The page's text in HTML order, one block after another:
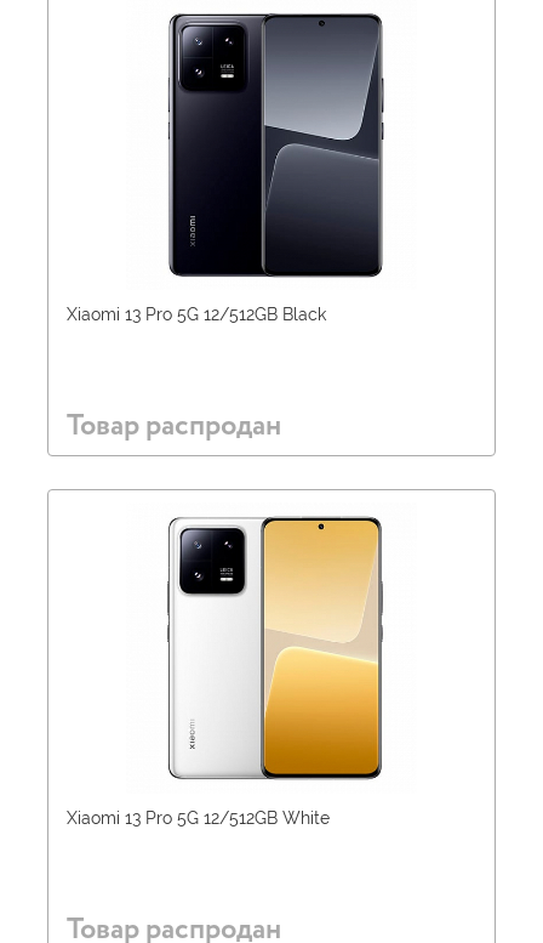
Xiaomi 13 Pro 5G 12/512GB Black
Товар распродан
Xiaomi 13 Pro 5G 12/512GB White
Товар распродан